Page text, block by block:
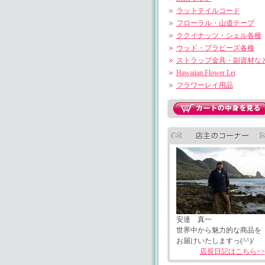
ラットテイルコード
フローラル・山道テープ
ククイナッツ・シェル各種
ウッド・プラビーズ各種
ストラップ金具・副資材な
Hawaiian Flower Lei
フラワーレイ用品
安達 真一
世界中から魅力的な商品を
お届けいたしますっ(^^)/
店長日記はこちら>>